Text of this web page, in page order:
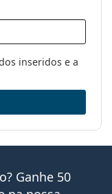
azul
55
inseridos e a
Ganhe 50